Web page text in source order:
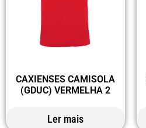
CAXIENSES CAMISOLA
(GDUC) VERMELHA 2
Ler mais